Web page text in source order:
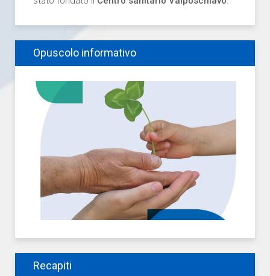
Opuscolo informativo
Recapiti